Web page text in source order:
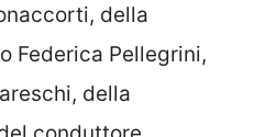
della
Federica Pellegrini,
della